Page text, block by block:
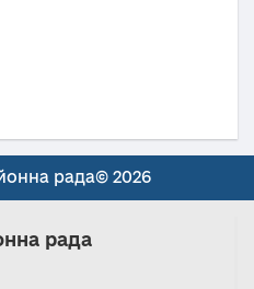
рада© 2026
рада